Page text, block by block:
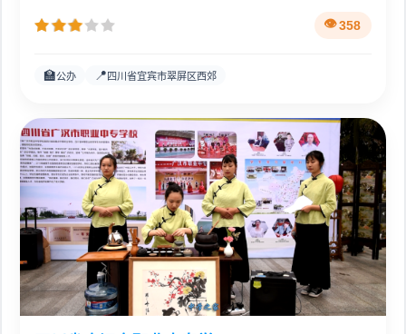
358
🏫公办 📍四川省宜宾市翠屏区西郊